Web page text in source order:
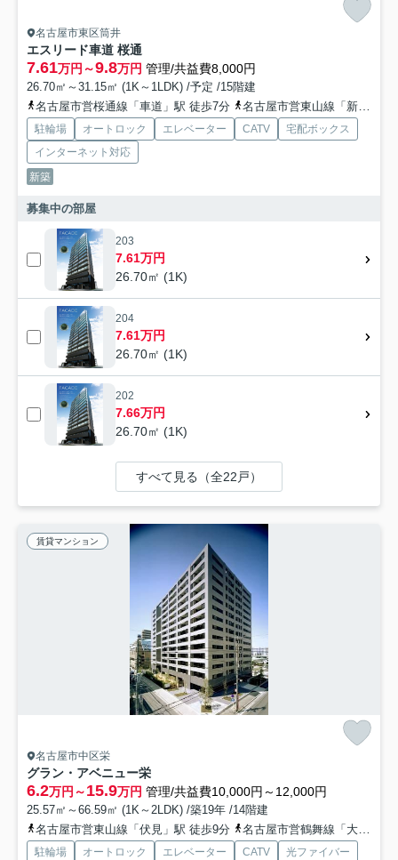
名古屋市東区筒井
エスリード車道 桜通
7.61万円～9.8万円 管理/共益費8,000円
26.70㎡～31.15㎡ (1K～1LDK) /予定 /15階建
名古屋市営桜通線「車道」駅 徒歩7分
名古屋市営東山線「新栄町」駅 徒歩14分
駐輪場 オートロック エレベーター CATV
宅配ボックス
インターネット対応
新築
募集中の部屋
203
7.61万円
26.70㎡ (1K)
204
7.61万円
26.70㎡ (1K)
202
7.66万円
26.70㎡ (1K)
すべて見る（全22戸）
賃貸マンション
名古屋市中区栄
グラン・アベニュー栄
6.2万円～15.9万円 管理/共益費10,000円～12,000円
25.57㎡～66.59㎡ (1K～2LDK) /築19年 /14階建
名古屋市営東山線「伏見」駅 徒歩9分
名古屋市営鶴舞線「大須観音」駅 徒歩9分
駐輪場 オートロック エレベーター CATV
光ファイバー